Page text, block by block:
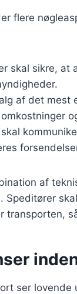
flere
skal sikre, at
af det mest
af
Speditører
transporten,
ser